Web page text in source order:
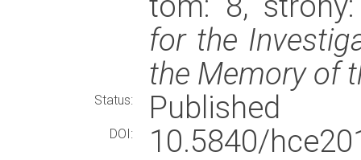
for the
the Memory of
Status: Published
DOI: 10.5840/